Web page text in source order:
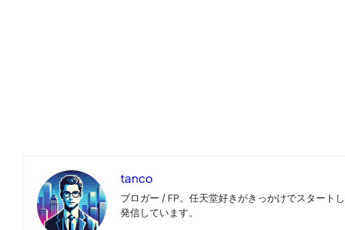
tanco
ブロガー / FP。任天堂好きがきっかけでスタート
発信しています。